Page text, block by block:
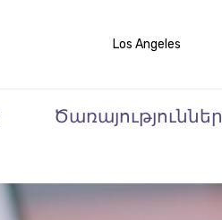
Los Angeles
Ծառայություններ